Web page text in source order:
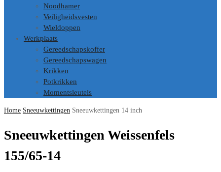
Noodhamer
Veiligheidsvesten
Wieldoppen
Werkplaats
Gereedschapskoffer
Gereedschapswagen
Krikken
Potkrikken
Momentsleutels
Home Sneeuwkettingen Sneeuwkettingen 14 inch
Sneeuwkettingen Weissenfels
155/65-14